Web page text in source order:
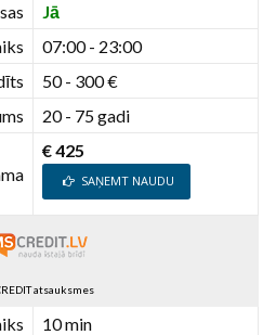
Jā
07:00 - 23:00
50 - 300 €
20 - 75 gadi
€ 425
SAŅEMT NAUDU
atsauksmes
10 min